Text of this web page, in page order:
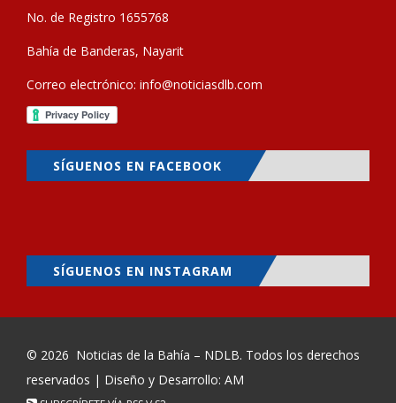
No. de Registro 1655768
Bahía de Banderas, Nayarit
Correo electrónico: info@noticiasdlb.com
SÍGUENOS EN FACEBOOK
SÍGUENOS EN INSTAGRAM
© 2026 Noticias de la Bahía – NDLB. Todos los derechos
reservados | Diseño y Desarrollo: AM